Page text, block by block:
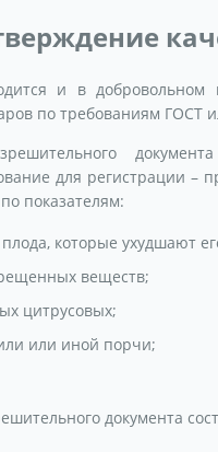
и в добровольном
по требованиям ГОСТ
для регистрации –
показателям:
которые ухудшают
веществ;
цитрусовых;
или иной порчи;
документа